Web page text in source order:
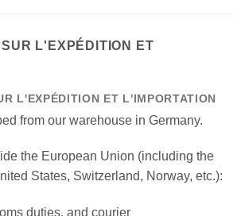
SUR L'EXPÉDITION ET
L'EXPÉDITION ET L'IMPORTATION
from our warehouse in Germany.
the European Union (including the
States, Switzerland, Norway, etc.):
duties, and courier